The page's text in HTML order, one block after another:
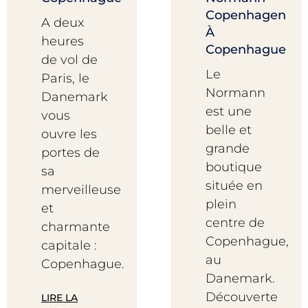
A deux
heures
de vol de
Paris, le
Danemark
vous
ouvre les
portes de
sa
merveilleuse
et
charmante
capitale :
Copenhague.
LIRE LA
Copenhagen
À
Copenhague
Le
Normann
est une
belle et
grande
boutique
située en
plein
centre de
Copenhague,
au
Danemark.
Découverte